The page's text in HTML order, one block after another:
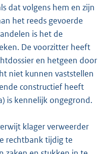
dat volgens hem en zijn
het reeds gevoerde
is het de
De voorzitter heeft
en hetgeen door
niet kunnen vaststellen
constructief heeft
is kennelijk ongegrond.
klager verweerder
rechtbank tijdig te